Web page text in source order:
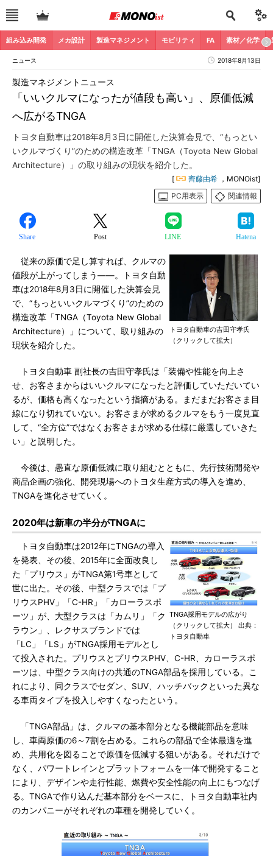
組み込み開発 メカ設計 製造マネジメント モビリティ FA 素材／化学
ニュース 2018年8月13日
「いいクルマになったが値段も高い」、原価低減
へ広がるTNGA
製造マネジメントニュース
トヨタ自動車は2018年8月3日に開催した決算会見で、“もっとい
いクルマづくり”のための構造改革「TNGA（Toyota New Global
Architecture）」の取り組みの現状を紹介した。
[ 齊藤由希 ，MONOist]
PC用表示
関連情報
Share Post LINE Hatena
トヨタ自動車の吉田守孝氏
（クリックして拡大）
従来の原価で足し算すれば、クルマの
値段が上がってしまう――。トヨタ自動
車は2018年8月3日に開催した決算会見
で、“もっといいクルマづくり”のための
構造改革「TNGA（Toyota New Global
Architecture）」について、取り組みの
現状を紹介した。
トヨタ自動車 副社長の吉田守孝氏は「装備や性能を向上さ
せ、お客さまからはいいクルマになったと評価していただいてい
るが、価格も高くなったという指摘がある。まだまだお客さま目
線になり切れていない。お客さまが求めるクルマをもう一度見直
して、“全方位”ではなくお客さまが求める仕様に厳選していきた
い」と説明した。
今後は、愚直な原価低減に取り組むとともに、先行技術開発や
商品企画の強化、開発現場へのトヨタ生産方式の導入を進め、
TNGAを進化させていく。
2020年は新車の半分がTNGAに
TNGA採用モデルの広がり
（クリックして拡大） 出典：
トヨタ自動車
トヨタ自動車は2012年にTNGAの導入
を発表、その後、2015年に全面改良し
た「プリウス」がTNGA第1号車として
世に出た。その後、中型クラスでは「プ
リウスPHV」「C-HR」「カローラスポ
ーツ」が、大型クラスは「カムリ」「ク
ラウン」、レクサスブランドでは
「LC」「LS」がTNGA採用モデルとし
て投入された。プリウスとプリウスPHV、C-HR、カローラスポ
ーツは、中型クラス向けの共通のTNGA部品を採用している。こ
れにより、同クラスでセダン、SUV、ハッチバックといった異な
る車両タイプを投入しやすくなったという。
「TNGA部品」は、クルマの基本部分となる機能部品を意味
し、車両原価の6～7割を占める。これらの部品で全体最適を進
め、共用化を図ることで原価を低減する狙いがある。それだけで
なく、パワートレインとプラットフォームを一体で開発すること
により、デザインや走行性能、燃費や安全性能の向上にもつなげ
る。TNGAで作り込んだ基本部分をベースに、トヨタ自動車社内
のカンパニーがそれぞれの車種を開発していく。